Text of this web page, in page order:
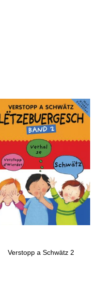
Verstopp a Schwätz 2